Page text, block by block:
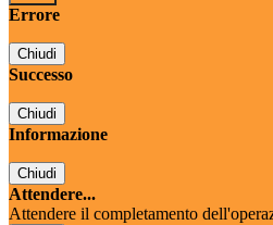
Errore
Chiudi
Successo
Chiudi
Informazione
Chiudi
Attendere...
Attendere il completamento